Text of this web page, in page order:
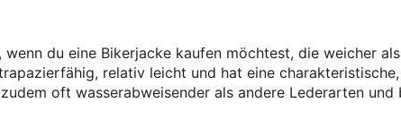
du eine Bikerjacke kaufen möchtest, die weicher
relativ leicht und hat eine
oft wasserabweisender als andere Lederarten